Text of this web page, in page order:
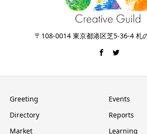
〒108-0014 東京都港区芝5-36-4 札
Greeting
Events
Directory
Reports
Market
Learning